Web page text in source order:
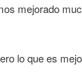
mejorado
lo que es